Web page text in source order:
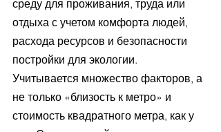
среду для проживания, труда или
отдыха с учетом комфорта людей,
расхода ресурсов и безопасности
постройки для экологии.
Учитывается множество факторов, а
не только «близость к метро» и
стоимость квадратного метра, как у